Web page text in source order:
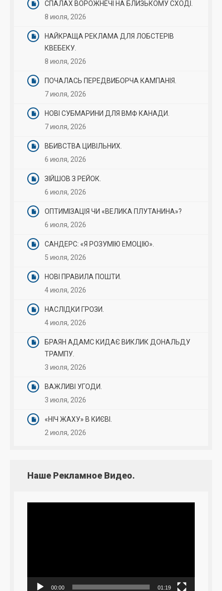
СПАЛАХ ВОРОЖНЕЧІ НА БЛИЗЬКОМУ СХОДІ.
8 июля, 2026
НАЙКРАЩА РЕКЛАМА ДЛЯ ЛОБСТЕРІВ
КВЕБЕКУ.
8 июля, 2026
ПОЧАЛАСЬ ПЕРЕДВИБОРЧА КАМПАНІЯ.
7 июля, 2026
НОВІ СУБМАРИНИ ДЛЯ ВМФ КАНАДИ.
7 июля, 2026
ВБИВСТВА ЦИВІЛЬНИХ.
6 июля, 2026
ЗІЙШОВ З РЕЙОК.
6 июля, 2026
ОПТИМІЗАЦІЯ ЧИ «ВЕЛИКА ПЛУТАНИНА»?
6 июля, 2026
САНДЕРС: «Я РОЗУМІЮ ЕМОЦІЮ».
5 июля, 2026
НОВІ ПРАВИЛА ПОШТИ.
4 июля, 2026
НАСЛІДКИ ГРОЗИ.
4 июля, 2026
БРАЯН АДАМС КИДАЄ ВИКЛИК ДОНАЛЬДУ
ТРАМПУ.
3 июля, 2026
ВАЖЛИВІ УГОДИ.
3 июля, 2026
«НІЧ ЖАХУ» В КИЄВІ.
2 июля, 2026
Наше Рекламное Видео.
00:00 01:19